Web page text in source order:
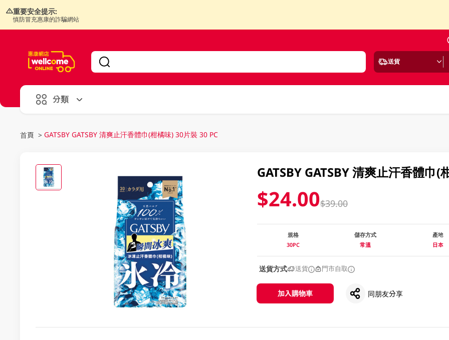
重要安全提示:
慎防冒充惠康的詐騙網站
送貨
分類
首頁 > GATSBY GATSBY 清爽止汗香體巾(柑橘味) 30片裝 30 PC
GATSBY GATSBY 清爽止汗香體巾(
$24.00$39.00
規格
30PC
儲存方式
常溫
產地
日本
送貨方式 送貨 門市自取
加入購物車 同朋友分享